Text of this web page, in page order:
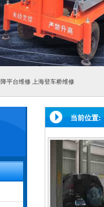
降平台维修 上海登车桥维修
当前位置: